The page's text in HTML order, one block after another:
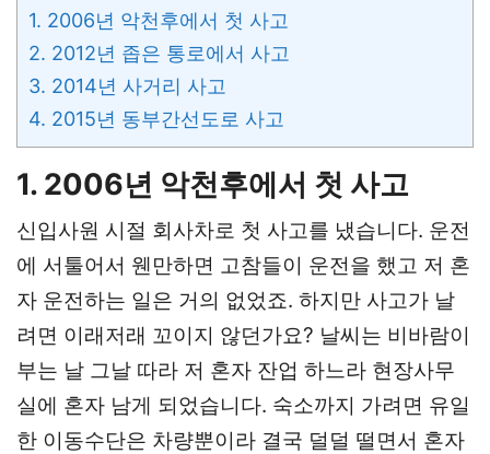
1. 2006년 악천후에서 첫 사고
2. 2012년 좁은 통로에서 사고
3. 2014년 사거리 사고
4. 2015년 동부간선도로 사고
1. 2006년 악천후에서 첫 사고
신입사원 시절 회사차로 첫 사고를 냈습니다. 운전
에 서툴어서 웬만하면 고참들이 운전을 했고 저 혼
자 운전하는 일은 거의 없었죠. 하지만 사고가 날
려면 이래저래 꼬이지 않던가요? 날씨는 비바람이
부는 날 그날 따라 저 혼자 잔업 하느라 현장사무
실에 혼자 남게 되었습니다. 숙소까지 가려면 유일
한 이동수단은 차량뿐이라 결국 덜덜 떨면서 혼자